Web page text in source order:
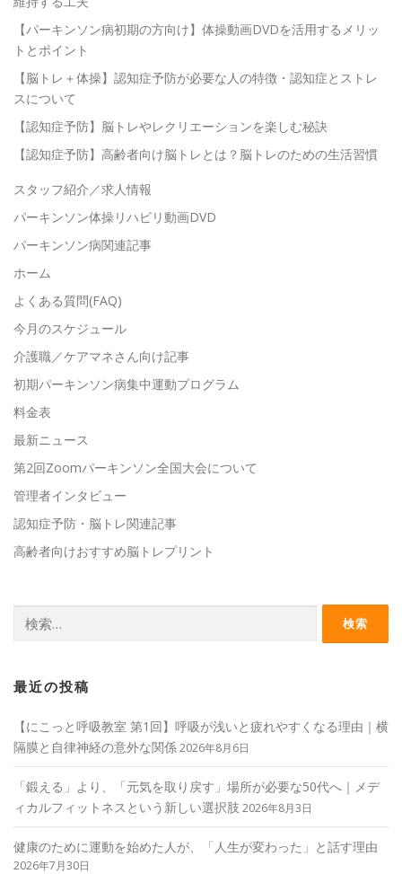
【パーキンソン病初期の方向け】体操動画DVDを活用するメリッ
トとポイント
【脳トレ＋体操】認知症予防が必要な人の特徴・認知症とストレ
スについて
【認知症予防】脳トレやレクリエーションを楽しむ秘訣
【認知症予防】高齢者向け脳トレとは？脳トレのための生活習慣
スタッフ紹介／求人情報
パーキンソン体操リハビリ動画DVD
パーキンソン病関連記事
ホーム
よくある質問(FAQ)
今月のスケジュール
介護職／ケアマネさん向け記事
初期パーキンソン病集中運動プログラム
料金表
最新ニュース
第2回Zoomパーキンソン全国大会について
管理者インタビュー
認知症予防・脳トレ関連記事
高齢者向けおすすめ脳トレプリント
索:
最近の投稿
【にこっと呼吸教室 第1回】呼吸が浅いと疲れやすくなる理由｜横
隔膜と自律神経の意外な関係2026年8月6日
「鍛える」より、「元気を取り戻す」場所が必要な50代へ｜メデ
ィカルフィットネスという新しい選択肢 2026年8月3日
健康のために運動を始めた人が、「人生が変わった」と話す理由
2026年7月30日